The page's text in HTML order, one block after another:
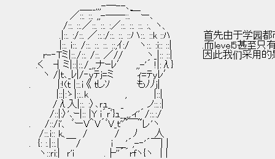
＿__,,,-―--､_
／::. ::. ,,-――::.￣ー､
/::. ::.／::. ::. :／::. ::. ::. :、ヽ、
.|::. :/::. ／::.:/::. ::. ::ハ::. ::k ::ﾊ           首先由于学园都市
|::. i::. /::. ::. ::. ::,ｲ:/　 ヽ::. :i:: ::|          .而level5甚至只
r-‐Tミ|::./::. /::. ／//　　　 ヽ_|:: ::|          因此我们采用的
.く　 ┤ミ|::|::./_,,ナｰﾚ′　 ,,-'´ !|:λ}
ヽ /|ｔ､_ﾚ|/‐ｙﾃｊ=ミ　　　 ｨ=ﾃyﾚ′
.　　 　 |:!(ｔ |::.i 《 ｔしｿ　　　　もﾉﾉj|
|::|:ゝ|::..k　　　　　 ,　　　　|::|
/λ入|::. :〉､ｒｭ_　 _　　　 ノ::.:|
/::|:〉'､ｰ|:: |Y i´ｒﾞ}ｭ__,,.ィ'´/::.:/
.　　/::/i'、 ﾞーV＾V´ﾞV_ｔ''~￣~レ'ヽ
/::.i:: k、　　/　　　　/　　ﾉ　　 人
.　{: :.|::.|　￣/ 　　　　i ＿'´,-‐'´￣| |
ヽ::ｒi:|　ｒ'i　　　　 .├''´´rfヽ{ヽ　| |